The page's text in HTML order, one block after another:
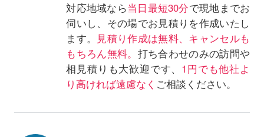
対応地域なら当日最短30分で現地までお
伺いし、その場でお見積りを作成いたし
ます。 見積り作成は無料、キャンセルも
もちろん無料。 打ち合わせのみの訪問や
相見積りも大歓迎です、 1円でも他社よ
り高ければ遠慮なく ご相談ください。